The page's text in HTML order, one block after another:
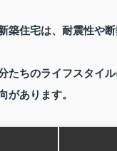
住宅は、耐震性や
たちのライフスタイ
があります。